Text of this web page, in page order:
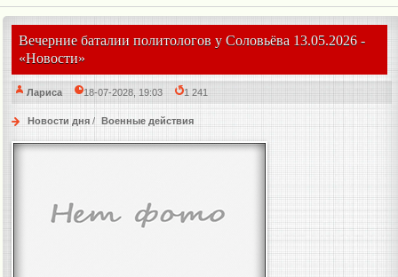
Вечерние баталии политологов у Соловьёва 13.05.2026 -
«Новости»
Лариса 18-07-2028, 19:03 1 241
Новости дня / Военные действия